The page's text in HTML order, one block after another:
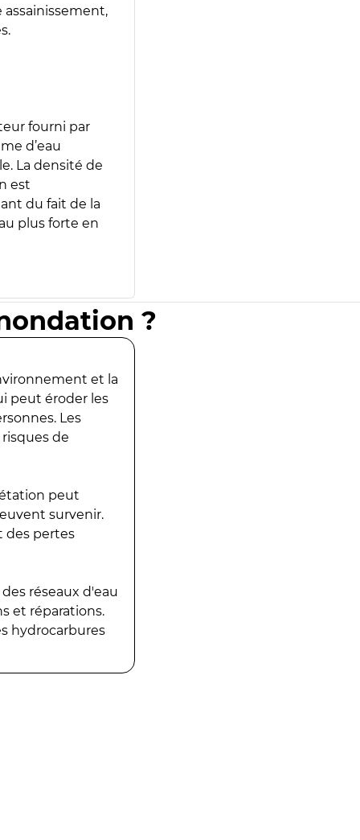
fourni par
d’eau
La densité de
est
du fait de la
plus forte en
?
et la
peut éroder les
Les
de
peut
survenir.
des pertes
réseaux d'eau
et réparations.
hydrocarbures